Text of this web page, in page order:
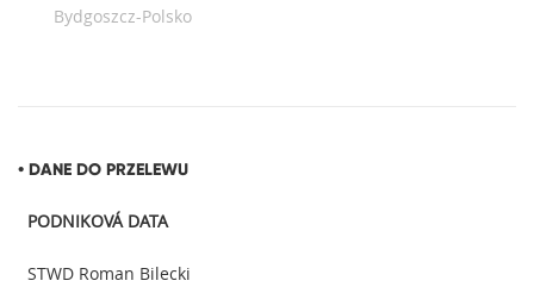
Bydgoszcz-Polsko
• DANE DO PRZELEWU
PODNIKOVÁ DATA
STWD Roman Bilecki